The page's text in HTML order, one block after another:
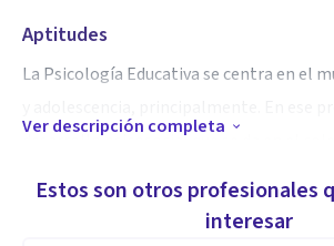
Aptitudes
La Psicología Educativa se centra en el
desarrollo psicosocial que se da en el
de loa Psicoologia con la etapa de
Ver descripción completa
Estos son otros profesionales
interesar